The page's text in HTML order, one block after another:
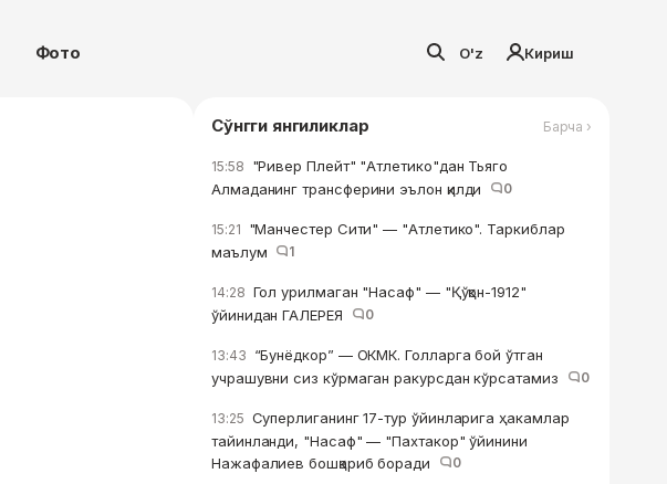
Фото O'z Кириш
Сўнгги янгиликлар Барча ›
15:58 "Ривер Плейт" "Атлетико"дан Тьяго
Алмаданинг трансферини эълон қилди
0
15:21 "Манчестер Сити" — "Атлетико". Таркиблар
маълум
1
14:28 Гол урилмаган "Насаф" — "Қўқон-1912"
ўйинидан ГАЛЕРЕЯ
0
13:43 “Бунёдкор” — ОКМК. Голларга бой ўтган
учрашувни сиз кўрмаган ракурсдан кўрсатамиз
0
13:25 Суперлиганинг 17-тур ўйинларига ҳакамлар
тайинланди, "Насаф" — "Пахтакор" ўйинини
Нажафалиев бошқариб боради
0